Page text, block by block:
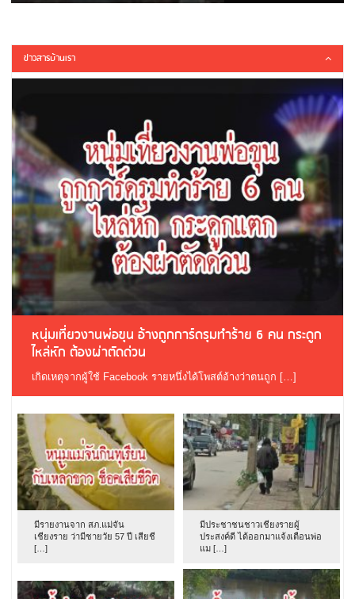
ข่าวสารบ้านเรา
หนุ่มเที่ยวงานพ่อขุน อ้างถูกการ์ดรุมทำร้าย 6 คน กระดูก
ไหล่หัก ต้องผ่าตัดด่วน
เกิดเหตุจากผู้ใช้ Facebook รายหนึ่งได้โพสต์อ้างว่าตนถูก […]
มีรายงานจาก สภ.แม่จัน
เชียงราย ว่ามีชายวัย 57 ปี เสียชี
[…]
มีประชาชนชาวเชียงรายผู้
ประสงค์ดี ได้ออกมาแจ้งเตือนพ่อ
แม […]